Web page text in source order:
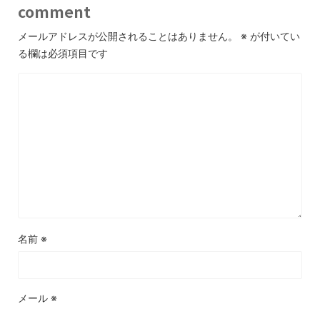
comment
メールアドレスが公開されることはありません。 ※ が付いてい
る欄は必須項目です
名前 ※
メール ※